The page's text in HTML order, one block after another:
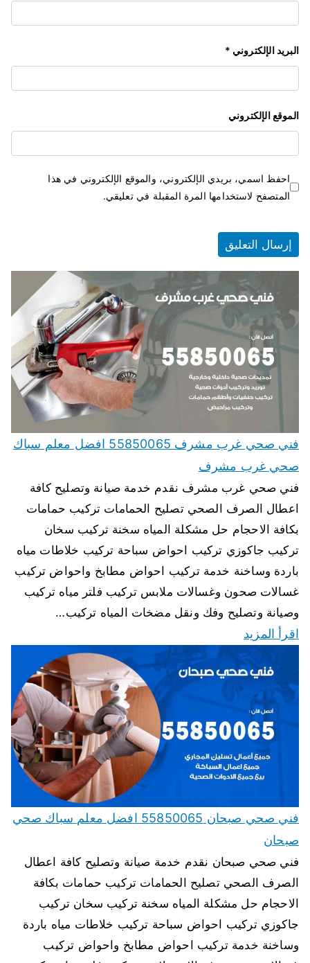
البريد الإلكتروني *
الموقع الإلكتروني
احفظ اسمي، بريدي الإلكتروني، والموقع الإلكتروني في هذا
المتصفح لاستخدامها المرة المقبلة في تعليقي.
فني صحي غرب مشرف 55850065 افضل معلم سباك
صحي غرب مشرف
فني صحي غرب مشرف نقدم خدمة صيانة وتصليح كافة
اعطال الصرف الصحي تصليح الحمامات تركيب حمامات
بكافة الاحجام حل مشكلة المياه سخنة تركيب سخان
تركيب جاكوزي تركيب احواض سباحة تركيب خلاطات مياه
باردة وساخنة خدمة تركيب احواض مطابخ واحواض تركيب
غسالات صحون وغسالات ملابس تركيب فلتر مياه تركيب
وصيانة وتصليح وفك ونقل مضخات المياه تركيب…
اقرأ المزيد
فني صحي صبحان 55850065 افضل معلم سباك صحي
صبحان
فني صحي صبحان نقدم خدمة صيانة وتصليح كافة اعطال
الصرف الصحي تصليح الحمامات تركيب حمامات بكافة
الاحجام حل مشكلة المياه سخنة تركيب سخان تركيب
جاكوزي تركيب احواض سباحة تركيب خلاطات مياه باردة
وساخنة خدمة تركيب احواض مطابخ واحواض تركيب